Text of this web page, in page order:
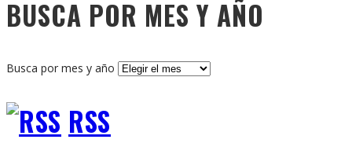
BUSCA POR MES Y AÑO
Busca por mes y año
RSS